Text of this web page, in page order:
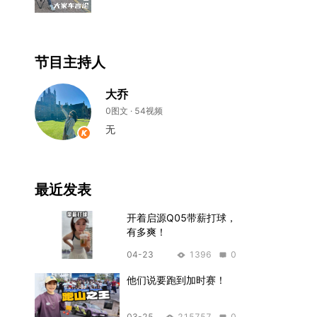
节目主持人
大乔
0图文 · 54视频
无
最近发表
开着启源Q05带薪打球，
有多爽！
04-23 1396 0
他们说要跑到加时赛！